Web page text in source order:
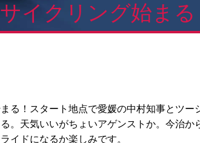
イクリング始まる
る！スタート地点で愛媛の中村知事とツ
。天気いいがちょいアゲンストか。今治
イドになるか楽しみです。